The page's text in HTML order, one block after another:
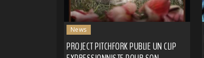
News
PROJECT PITCHFORK PUBLIE UN CLIP